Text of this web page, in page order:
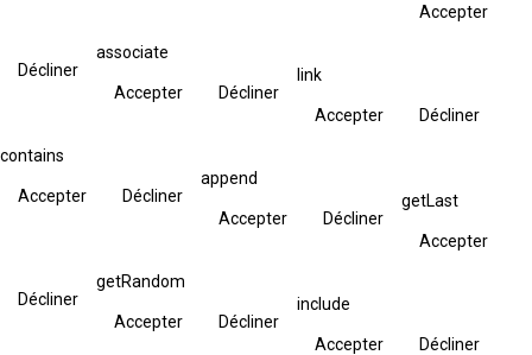
Accepter
Décliner
associate
Accepter Décliner
link
Accepter Décliner
contains
Accepter Décliner
append
Accepter Décliner
getLast
Accepter
Décliner
getRandom
Accepter Décliner
include
Accepter Décliner